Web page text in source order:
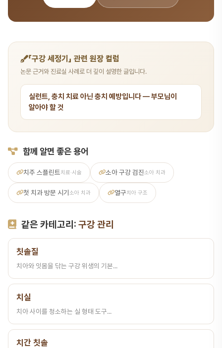
「구강 세정기」 관련 원장 컬럼
논문 근거와 진료실 사례로 더 깊이 설명한 글입니다.
실런트, 충치 치료 아닌 충치 예방입니다 — 부모님이
알아야 할 것
함께 알면 좋은 용어
치주 스플린트 치료·시술 소아 구강 검진소아 치과
첫 치과 방문 시기소아 치과 열구치아 구조
같은 카테고리: 구강 관리
칫솔질
치아와 잇몸을 닦는 구강 위생의 기본...
치실
치아 사이를 청소하는 실 형태 도구...
치간 칫솔